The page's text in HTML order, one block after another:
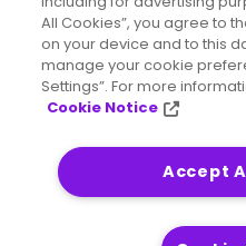
利
2026 ©
サイトマップ アクセシビ
All Cookies”, you agree to
on your device and to this
manage your cookie
Settings”. For more
Cookie Notice
Accept